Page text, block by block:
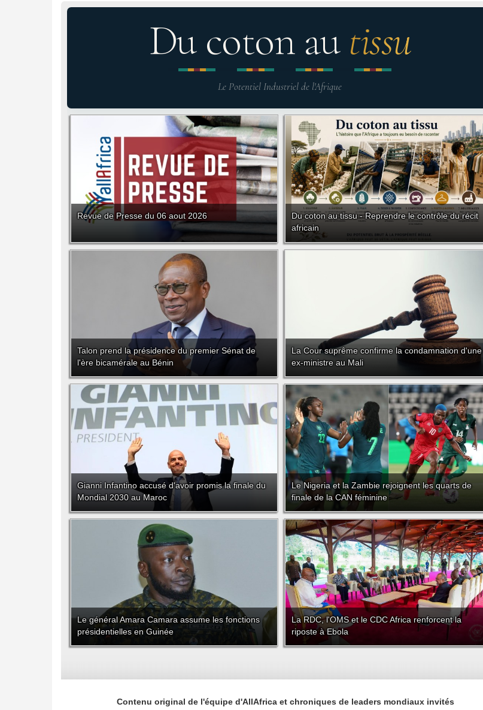
Du coton au tissu
Le Potentiel Industriel de l'Afrique
Revue de Presse du 06 aout 2026
Du coton au tissu - Reprendre le contrôle du récit
africain
Talon prend la présidence du premier Sénat de
l'ère bicamérale au Bénin
La Cour suprême confirme la condamnation d'une
ex-ministre au Mali
Gianni Infantino accusé d'avoir promis la finale du
Mondial 2030 au Maroc
Le Nigeria et la Zambie rejoignent les quarts de
finale de la CAN féminine
Le général Amara Camara assume les fonctions
présidentielles en Guinée
La RDC, l'OMS et le CDC Africa renforcent la
riposte à Ebola
Contenu original de l'équipe d'AllAfrica et chroniques de leaders mondiaux invités